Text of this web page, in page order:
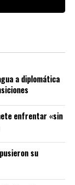
a diplomática
enfrentar «sin
su